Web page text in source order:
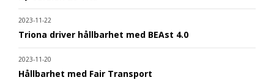
2023-11-22
Triona driver hållbarhet med BEAst 4.0
2023-11-20
Hållbarhet med Fair Transport